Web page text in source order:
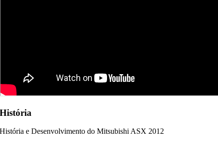
História
História e Desenvolvimento do Mitsubishi ASX 2012